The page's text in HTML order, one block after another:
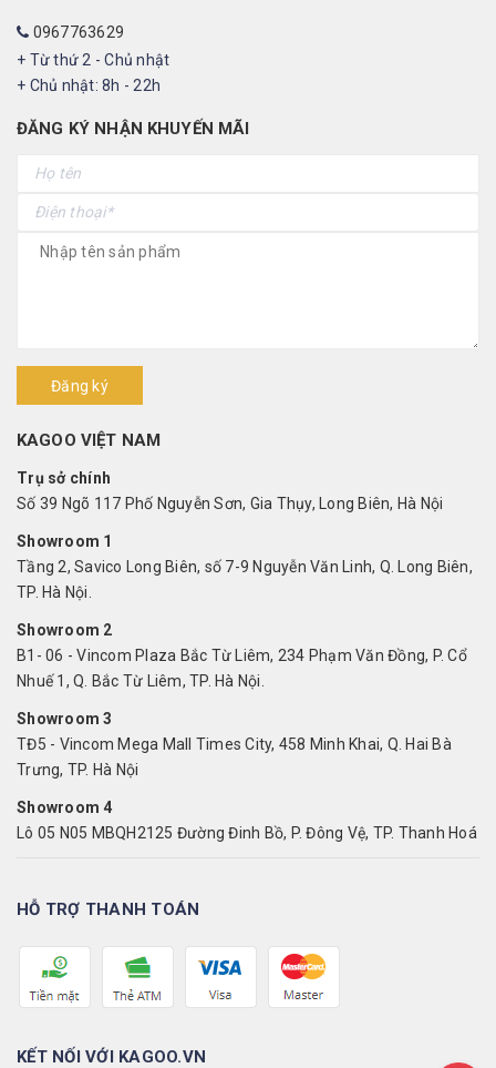
0967763629
+ Từ thứ 2 - Chủ nhật
+ Chủ nhật: 8h - 22h
ĐĂNG KÝ NHẬN KHUYẾN MÃI
Đăng ký
KAGOO VIỆT NAM
Trụ sở chính
Số 39 Ngõ 117 Phố Nguyễn Sơn, Gia Thụy, Long Biên, Hà Nội
Showroom 1
Tầng 2, Savico Long Biên, số 7-9 Nguyễn Văn Linh, Q. Long Biên,
TP. Hà Nội.
Showroom 2
B1- 06 - Vincom Plaza Bắc Từ Liêm, 234 Phạm Văn Đồng, P. Cổ
Nhuế 1, Q. Bắc Từ Liêm, TP. Hà Nội.
Showroom 3
TĐ5 - Vincom Mega Mall Times City, 458 Minh Khai, Q. Hai Bà
Trưng, TP. Hà Nội
Showroom 4
Lô 05 N05 MBQH2125 Đường Đinh Bồ, P. Đông Vệ, TP. Thanh Hoá
HỖ TRỢ THANH TOÁN
KẾT NỐI VỚI KAGOO.VN